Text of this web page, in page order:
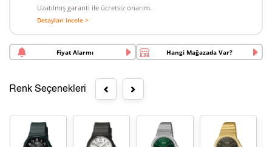
Uzatılmış garanti ile ücretsiz onarım.
Detayları incele >
Fiyat Alarmı Hangi Mağazada Var?
Renk Seçenekleri